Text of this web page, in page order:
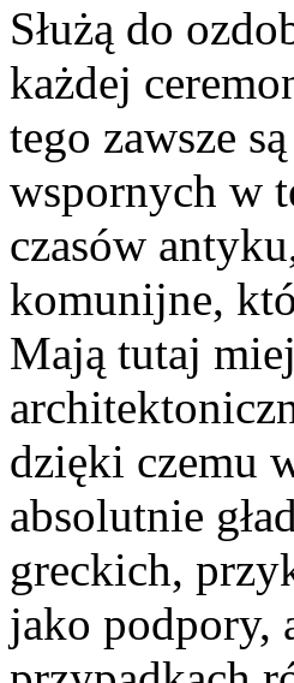
Służą do
każdej
tego zawsze
wspornych w
czasów
komunijne,
Mają tutaj
dzięki czemu
absolutnie
greckich,
jako podpory,